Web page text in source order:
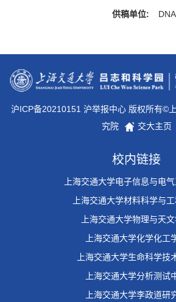
供稿单位:
沪ICP备20210151 沪举报中心 版权所有©
究院
交大主页
校内链接
上海交通大学电子信息与电
上海交通大学材料科学与
上海交通大学物理与天
上海交通大学化学化工
上海交通大学生命科学技
上海交通大学分析测试
上海交通大学李政道研